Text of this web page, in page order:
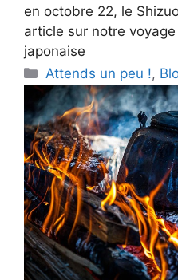
en octobre 22, le
article sur notre
japonaise
Categories
Attends un peu !,